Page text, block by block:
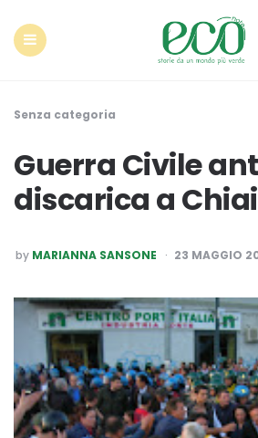
Senza categoria
Guerra Civile
discarica a
POSTED
BY
by MARIANNA SANSONE 23 MAGGIO